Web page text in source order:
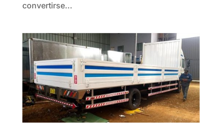
convertirse...